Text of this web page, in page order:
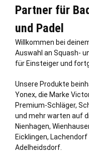
Partner für
und Padel
Willkommen bei
Auswahl an Squash-
für Einsteiger und
Unsere Produkte
Yonex, die Marke
Premium-Schläger,
und mehr warten auf
Nienhagen,
Eicklingen,
Adelheidsdorf.